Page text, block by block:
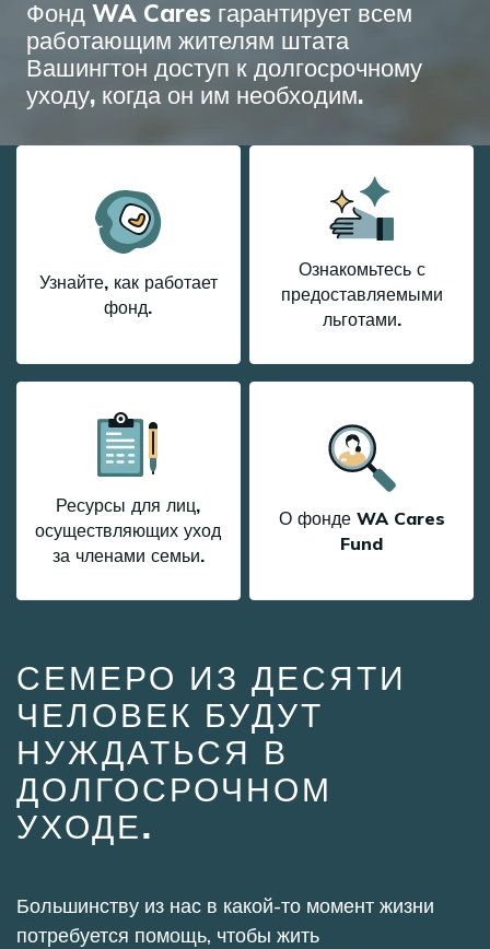
Фонд WA Cares гарантирует всем
работающим жителям штата
Вашингтон доступ к долгосрочному
уходу, когда он им необходим.
Узнайте, как работает
фонд.
Ознакомьтесь с
предоставляемыми
льготами.
Ресурсы для лиц,
осуществляющих уход
за членами семьи.
О фонде WA Cares
Fund
СЕМЕРО ИЗ ДЕСЯТИ
ЧЕЛОВЕК БУДУТ
НУЖДАТЬСЯ В
ДОЛГОСРОЧНОМ
УХОДЕ.
Большинству из нас в какой-то момент жизни
потребуется помощь, чтобы жить